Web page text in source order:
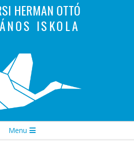
HERMAN OTTÓ
ISKOLA
újraindul oldalunk!
Menu